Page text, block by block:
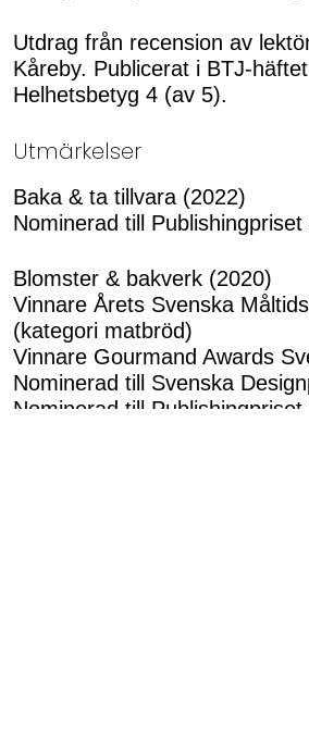
Utdrag från recension av
Kåreby. Publicerat i BTJ-
Helhetsbetyg 4 (av 5).
Utmärkelser
Baka & ta tillvara (2022)
Nominerad till Publishingpriset
Blomster & bakverk (2020)
Vinnare Årets Svenska
(kategori matbröd)
Vinnare Gourmand Awards
Nominerad till Svenska
Nominerad till Publishingpriset